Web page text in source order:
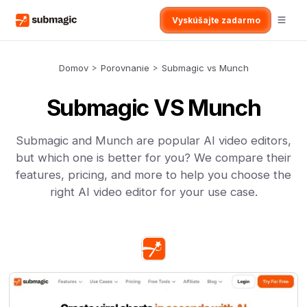
Vyskúšajte zadarmo
Domov > Porovnanie > Submagic vs Munch
Submagic VS Munch
Submagic and Munch are popular AI video editors,
but which one is better for you? We compare their
features, pricing, and more to help you choose the
right AI video editor for your use case.